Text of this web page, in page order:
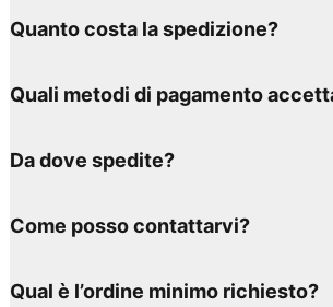
Quanto costa la spedizione?
Quali metodi di pagamento
Da dove spedite?
Come posso contattarvi?
Qual è l’ordine minimo richiesto?